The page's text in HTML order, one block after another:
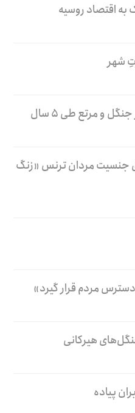
به اقتصاد روسیه
شهر
جنسیت مردان ترنس «زنگ
مردم قرار گیرد»
هیرکانی
پیاده